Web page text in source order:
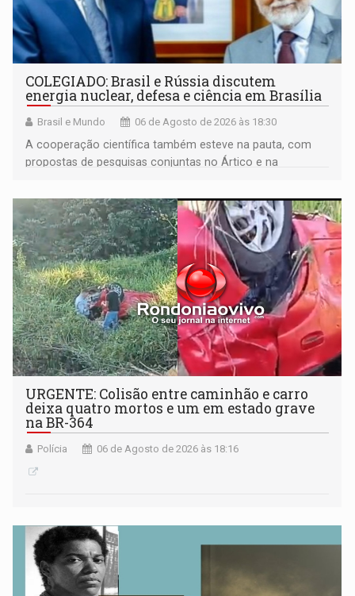
COLEGIADO: Brasil e Rússia discutem
energia nuclear, defesa e ciência em Brasília
Brasil e Mundo 06 de Agosto de 2026 às 18:30
A cooperação científica também esteve na pauta, com
propostas de pesquisas conjuntas no Ártico e na
URGENTE: Colisão entre caminhão e carro
deixa quatro mortos e um em estado grave
na BR-364
Polícia 06 de Agosto de 2026 às 18:16